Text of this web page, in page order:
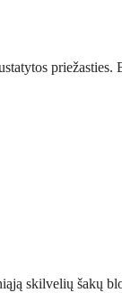
skilvelių šakų